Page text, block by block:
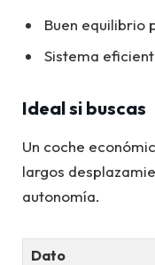
Buen equilibrio
Sistema
Ideal si buscas
Un coche
largos
autonomía.
Dato